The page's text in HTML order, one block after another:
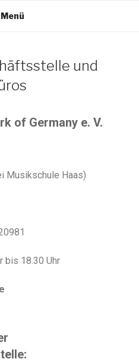
of Germany
Menü
und
of Germany e. V.
Musikschule Haas)
bis 18.30 Uhr